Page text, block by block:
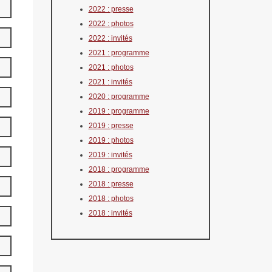
2022 : presse
2022 : photos
2022 : invités
2021 : programme
2021 : photos
2021 : invités
2020 : programme
2019 : programme
2019 : presse
2019 : photos
2019 : invités
2018 : programme
2018 : presse
2018 : photos
2018 : invités